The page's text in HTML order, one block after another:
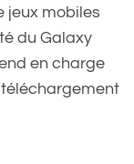
jeux mobiles
du Galaxy
en charge